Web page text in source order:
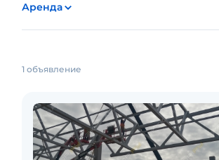
Аренда
1 объявление